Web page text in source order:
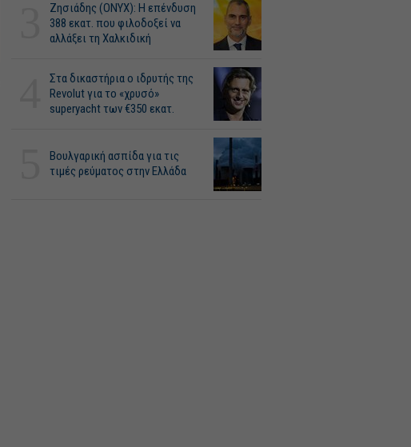
Ζησιάδης (ONYX): Η επένδυση
388 εκατ. που φιλοδοξεί να
αλλάξει τη Χαλκιδική
Στα δικαστήρια ο ιδρυτής της
Revolut για το «χρυσό»
superyacht των €350 εκατ.
Βουλγαρική ασπίδα για τις
τιμές ρεύματος στην Ελλάδα